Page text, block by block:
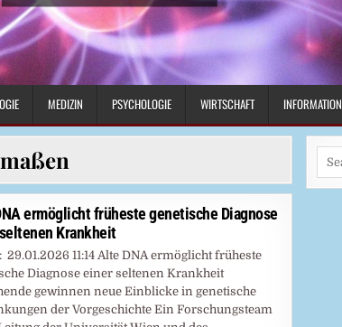
MEDIZIN PSYCHOLOGIE WIRTSCHAFT INFORMATION
ermöglicht früheste genetische Diagnose
Krankheit
29.01.2026 11:14 Alte DNA ermöglicht früheste
Diagnose einer seltenen Krankheit
gewinnen neue Einblicke in genetische
der Vorgeschichte Ein Forschungsteam